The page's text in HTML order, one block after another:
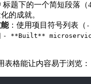
标题下的一个简短段落（
的成就。
：使用项目符号列表（ -
- **Built**
表格能让内容易于浏览：